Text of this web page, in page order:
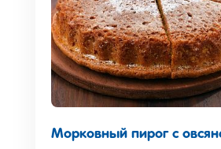
Морковный пирог с